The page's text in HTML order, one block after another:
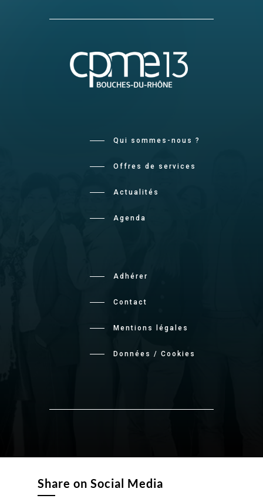
Qui sommes-nous ?
Offres de services
Actualités
Agenda
Adhérer
Contact
Mentions légales
Données / Cookies
Share on Social Media